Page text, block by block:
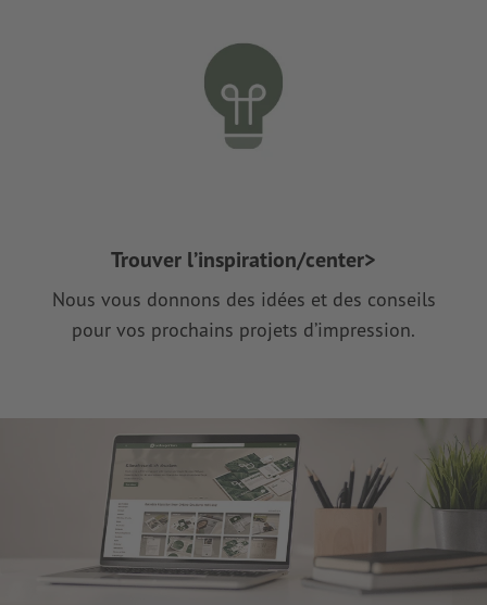
Trouver l’inspiration/center>
Nous vous donnons des idées et des conseils
pour vos prochains projets d’impression.